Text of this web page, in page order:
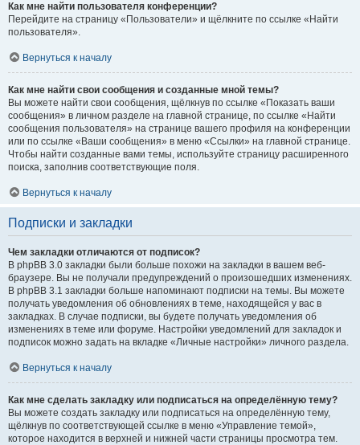
Как мне найти пользователя конференции?
Перейдите на страницу «Пользователи» и щёлкните по ссылке «Найти
пользователя».
Вернуться к началу
Как мне найти свои сообщения и созданные мной темы?
Вы можете найти свои сообщения, щёлкнув по ссылке «Показать ваши
сообщения» в личном разделе на главной странице, по ссылке «Найти
сообщения пользователя» на странице вашего профиля на конференции
или по ссылке «Ваши сообщения» в меню «Ссылки» на главной странице.
Чтобы найти созданные вами темы, используйте страницу расширенного
поиска, заполнив соответствующие поля.
Вернуться к началу
Подписки и закладки
Чем закладки отличаются от подписок?
В phpBB 3.0 закладки были больше похожи на закладки в вашем веб-
браузере. Вы не получали предупреждений о произошедших изменениях.
В phpBB 3.1 закладки больше напоминают подписки на темы. Вы можете
получать уведомления об обновлениях в теме, находящейся у вас в
закладках. В случае подписки, вы будете получать уведомления об
изменениях в теме или форуме. Настройки уведомлений для закладок и
подписок можно задать на вкладке «Личные настройки» личного раздела.
Вернуться к началу
Как мне сделать закладку или подписаться на определённую тему?
Вы можете создать закладку или подписаться на определённую тему,
щёлкнув по соответствующей ссылке в меню «Управление темой»,
которое находится в верхней и нижней части страницы просмотра тем.